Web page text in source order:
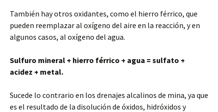
También hay otros oxidantes, como el hierro férrico, que
pueden reemplazar al oxígeno del aire en la reacción, y en
algunos casos, al oxígeno del agua.
Sulfuro mineral + hierro férrico + agua = sulfato +
acidez + metal.
Sucede lo contrario en los drenajes alcalinos de mina, ya que
es el resultado de la disolución de óxidos, hidróxidos y